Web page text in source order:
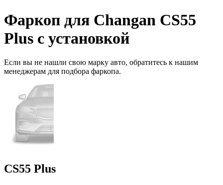
Фаркоп для Changan CS55
Plus с установкой
Если вы не нашли свою марку авто, обратитесь к нашим
менеджерам для подбора фаркопа.
CS55 Plus